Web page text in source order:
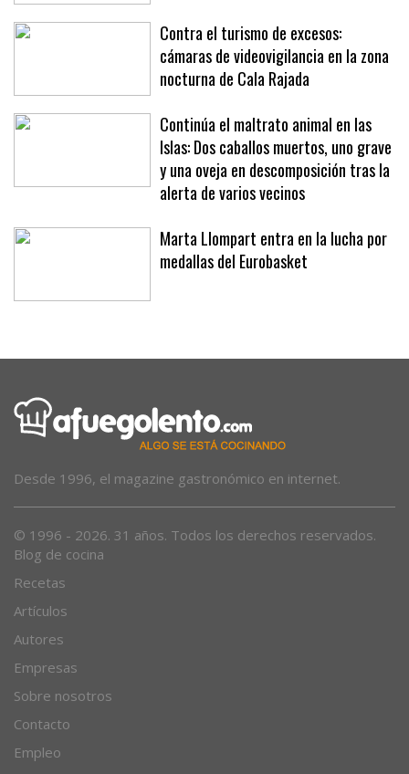
Contra el turismo de excesos:
cámaras de videovigilancia en la zona
nocturna de Cala Rajada
Continúa el maltrato animal en las
Islas: Dos caballos muertos, uno grave
y una oveja en descomposición tras la
alerta de varios vecinos
Marta Llompart entra en la lucha por
medallas del Eurobasket
Desde 1996, el magazine gastronómico en internet.
© 1996 - 2026. 31 años. Todos los derechos reservados.
Blog de cocina
Recetas
Artículos
Autores
Empresas
Sobre nosotros
Contacto
Empleo